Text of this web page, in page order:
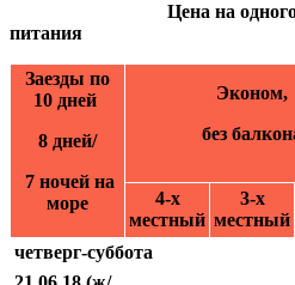
Цена на одного
питания
Заезды по
10 дней
8 дней/
7 ночей на
море
Эконом,
без
4-х
местный
3-х
местный
четверг-суббота